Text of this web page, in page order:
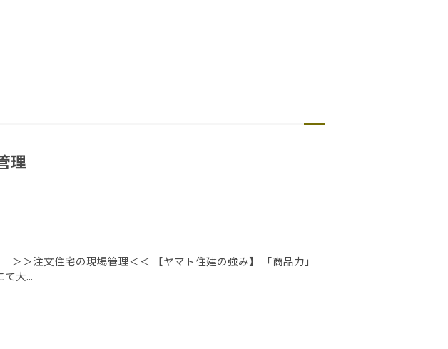
理
＞注文住宅の現場管理＜＜ 【ヤマト住建の強み】 「商品力」
大...